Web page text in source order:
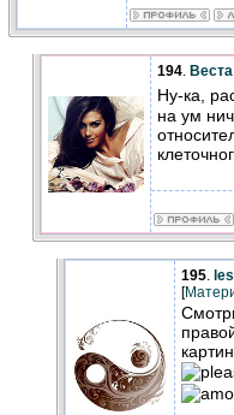
194. Веста
Ну-ка,
на ум
195.
[